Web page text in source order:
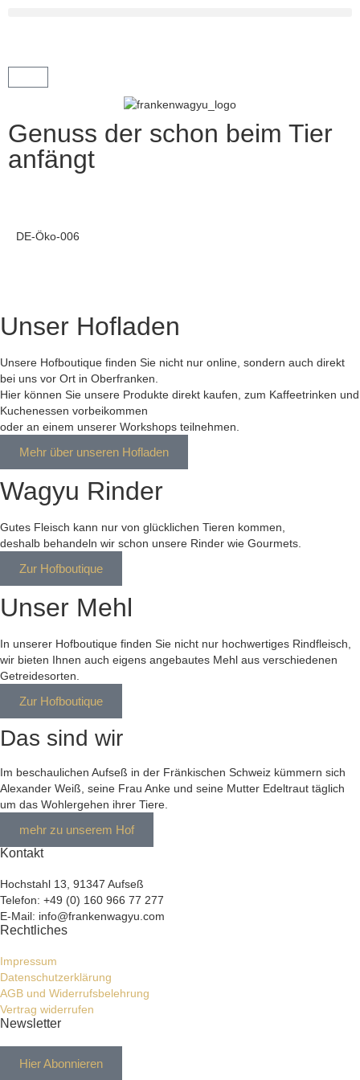
Genuss der schon beim Tier
anfängt
DE-Öko-006
Unser Hofladen
Unsere Hofboutique finden Sie nicht nur online, sondern auch direkt
bei uns vor Ort in Oberfranken.
Hier können Sie unsere Produkte direkt kaufen, zum Kaffeetrinken und
Kuchenessen vorbeikommen
oder an einem unserer Workshops teilnehmen.
Mehr über unseren Hofladen
Wagyu Rinder
Gutes Fleisch kann nur von glücklichen Tieren kommen,
deshalb behandeln wir schon unsere Rinder wie Gourmets.
Zur Hofboutique
Unser Mehl
In unserer Hofboutique finden Sie nicht nur hochwertiges Rindfleisch,
wir bieten Ihnen auch eigens angebautes Mehl aus verschiedenen
Getreidesorten.
Zur Hofboutique
Das sind wir
Im beschaulichen Aufseß in der Fränkischen Schweiz kümmern sich
Alexander Weiß, seine Frau Anke und seine Mutter Edeltraut täglich
um das Wohlergehen ihrer Tiere.
mehr zu unserem Hof
Kontakt
Hochstahl 13, 91347 Aufseß
Telefon: +49 (0) 160 966 77 277
E-Mail: info@frankenwagyu.com
Rechtliches
Impressum
Datenschutzerklärung
AGB und Widerrufsbelehrung
Vertrag widerrufen
Newsletter
Hier Abonnieren